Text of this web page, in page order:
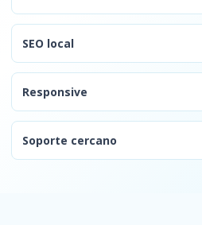
SEO local
Responsive
Soporte cercano